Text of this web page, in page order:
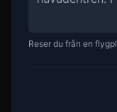
Reser du från en